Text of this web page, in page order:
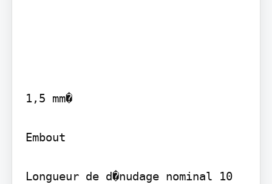
1,5 mm�
Embout
Longueur de d�nudage nominal 10